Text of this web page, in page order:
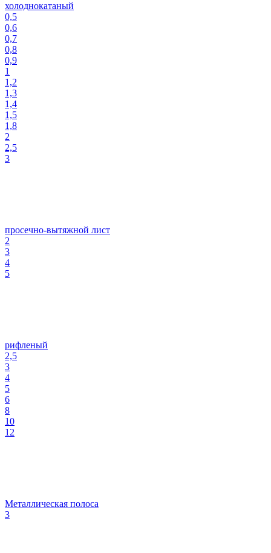
холоднокатаный
0,5
0,6
0,7
0,8
0,9
1
1,2
1,3
1,4
1,5
1,8
2
2,5
3
просечно-вытяжной лист
2
3
4
5
рифленый
2,5
3
4
5
6
8
10
12
Металлическая полоса
3